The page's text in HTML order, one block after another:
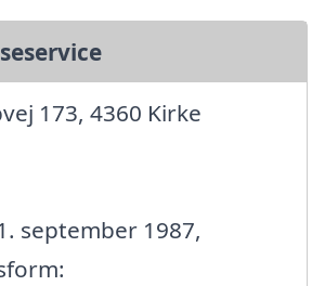
173, 4360 Kirke
september 1987,